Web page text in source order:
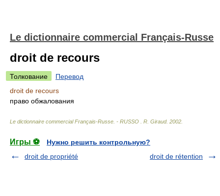
Le dictionnaire commercial Français-Russe
droit de recours
Толкование
Перевод
droit de recours
право обжалования
Le dictionnaire commercial Français-Russe. - RUSSO R. Giraud. 2002
Игры ⚽
Нужно решить контрольную?
droit de propriété
droit de rétention